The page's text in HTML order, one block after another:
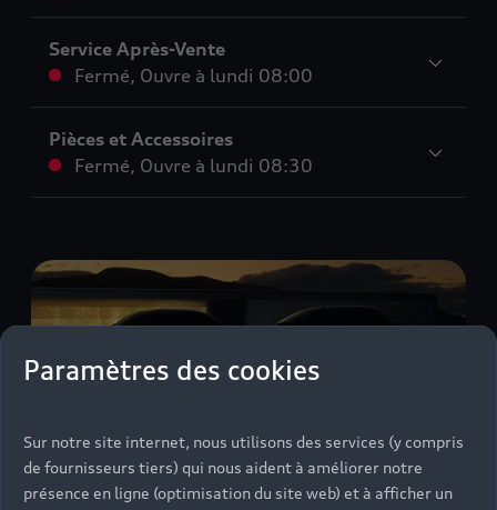
Service Après-Vente
Fermé, Ouvre à lundi 08:00
Pièces et Accessoires
Fermé, Ouvre à lundi 08:30
Modèles disponibles
Sélectionnez un modèle
Paramètres des cookies
Sur notre site internet, nous utilisons des services (y compris
de fournisseurs tiers) qui nous aident à améliorer notre
présence en ligne (optimisation du site web) et à afficher un